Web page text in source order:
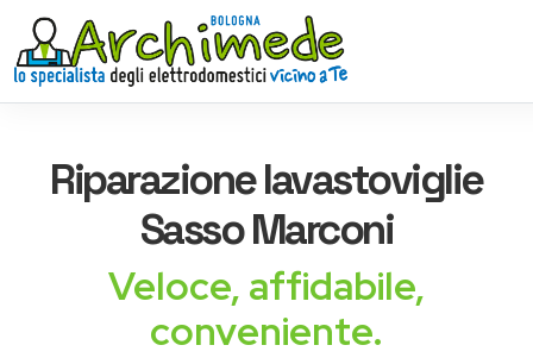
Riparazionelavastoviglie
Sasso Marconi
Veloce, affidabile,
conveniente.